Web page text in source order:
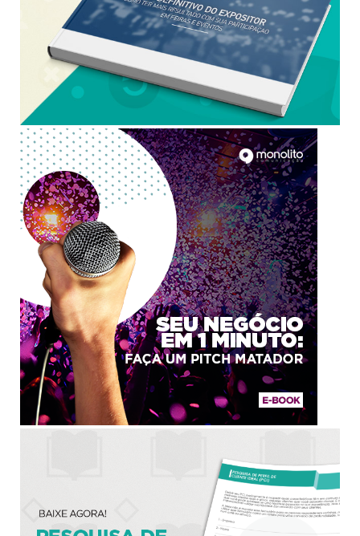
BAIXAR